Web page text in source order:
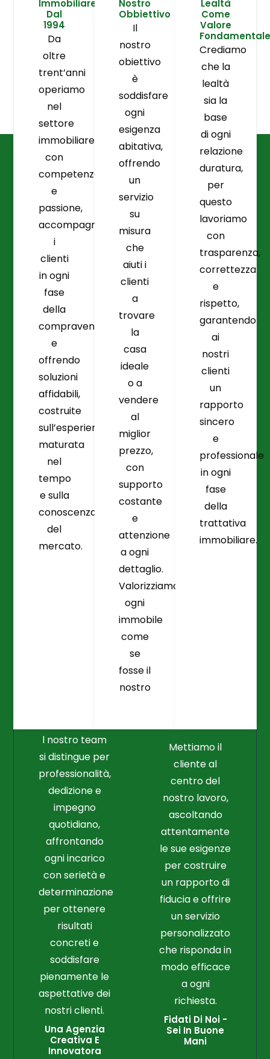
Immobiliare
Dal
1994
Da
oltre
trent’anni
operiamo
nel
settore
immobiliare
con
competenza
e
passione,
accompagnando
i
clienti
in ogni
fase
della
compravendita
e
offrendo
soluzioni
affidabili,
costruite
sull’esperienza
maturata
nel
tempo
e sulla
conoscenza
del
mercato.
Nostro
Obbiettivo
Il
nostro
obiettivo
è
soddisfare
ogni
esigenza
abitativa,
offrendo
un
servizio
su
misura
che
aiuti i
clienti
a
trovare
la
casa
ideale
o a
vendere
al
miglior
prezzo,
con
supporto
costante
e
attenzione
a ogni
dettaglio.
Valorizziamo
ogni
immobile
come
se
fosse il
nostro
Lealtà
Come
Valore
Fondamentale
Crediamo
che la
lealtà
sia la
base
di ogni
relazione
duratura,
per
questo
lavoriamo
con
trasparenza,
correttezza
e
rispetto,
garantendo
ai
nostri
clienti
un
rapporto
sincero
e
professionale
in ogni
fase
della
trattativa
immobiliare.
l nostro team
si distingue per
professionalità,
dedizione e
impegno
quotidiano,
affrontando
ogni incarico
con serietà e
determinazione
per ottenere
risultati
concreti e
soddisfare
pienamente le
aspettative dei
nostri clienti.
Una Agenzia
Creativa E
Innovatora
Mettiamo il
cliente al
centro del
nostro lavoro,
ascoltando
attentamente
le sue esigenze
per costruire
un rapporto di
fiducia e offrire
un servizio
personalizzato
che risponda in
modo efficace
a ogni
richiesta.
Fidati Di Noi -
Sei In Buone
Mani